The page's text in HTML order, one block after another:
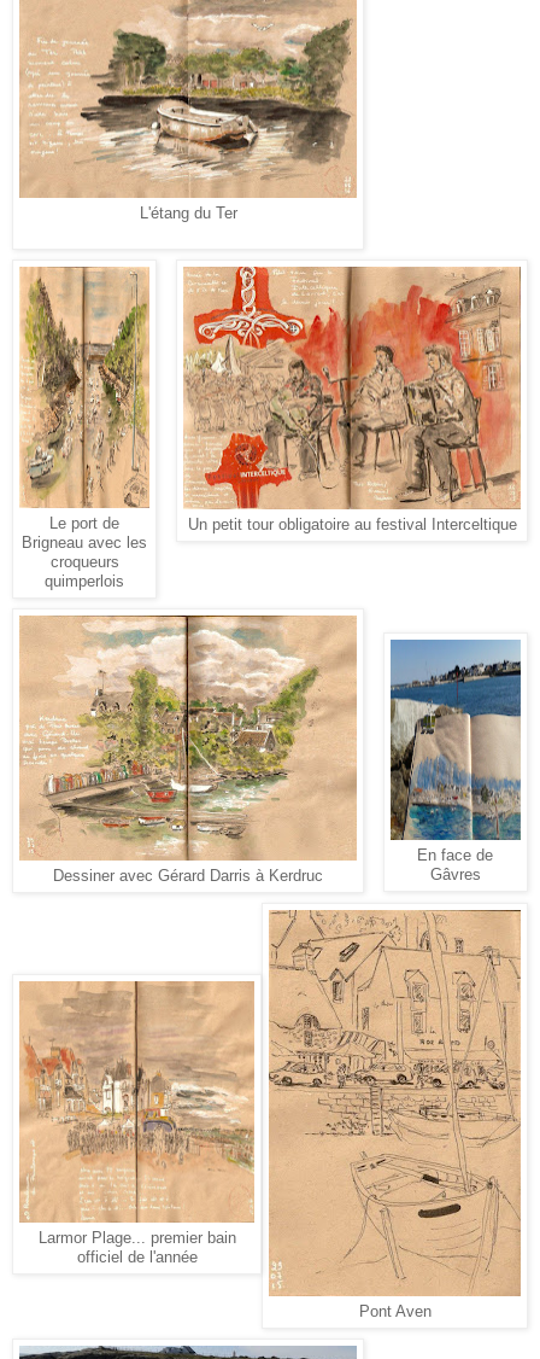
L'étang du Ter
Un petit tour obligatoire au festival Interceltique
Le port de
Brigneau avec les
croqueurs
quimperlois
Dessiner avec Gérard Darris à Kerdruc
Pont Aven
En face de
Gâvres
Larmor Plage... premier bain
officiel de l'année